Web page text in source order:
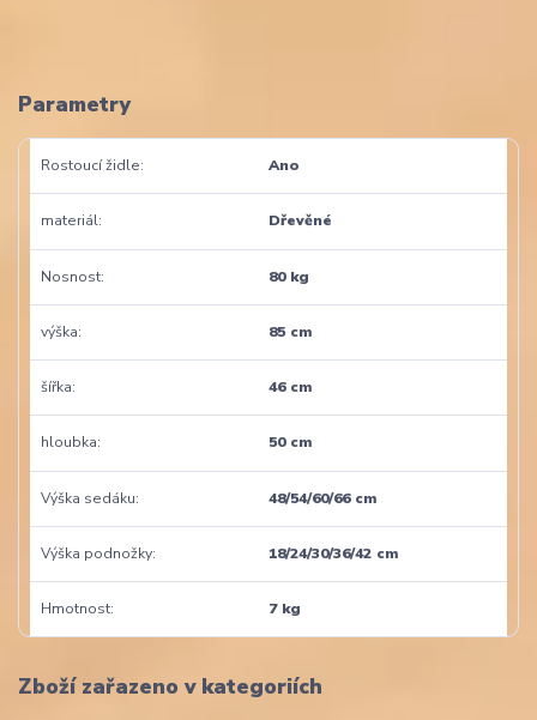
Parametry
Rostoucí židle Ano
materiál Dřevěné
Nosnost 80 kg
výška 85 cm
šířka 46 cm
hloubka 50 cm
Výška sedáku 48/54/60/66 cm
Výška podnožky 18/24/30/36/42 cm
Hmotnost 7 kg
Zboží zařazeno v kategoriích